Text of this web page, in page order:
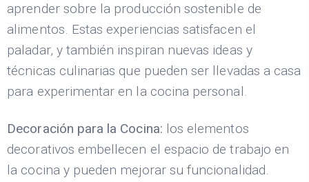
aprender sobre la producción sostenible de
alimentos. Estas experiencias satisfacen el
paladar, y también inspiran nuevas ideas y
técnicas culinarias que pueden ser llevadas a casa
para experimentar en la cocina personal.
Decoración para la Cocina: los elementos
decorativos embellecen el espacio de trabajo en
la cocina y pueden mejorar su funcionalidad.